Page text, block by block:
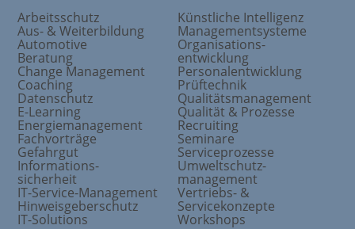
Arbeitsschutz
Aus- & Weiterbildung
Automotive
Beratung
Change Management
Coaching
Datenschutz
E-Learning
Energiemanagement
Fachvorträge
Gefahrgut
Informations-
sicherheit
IT-Service-Management
Hinweisgeberschutz
IT-Solutions
Künstliche Intelligenz
Managementsysteme
Organisations-
entwicklung
Personalentwicklung
Prüftechnik
Qualitätsmanagement
Qualität & Prozesse
Recruiting
Seminare
Serviceprozesse
Umweltschutz-
management
Vertriebs- &
Servicekonzepte
Workshops